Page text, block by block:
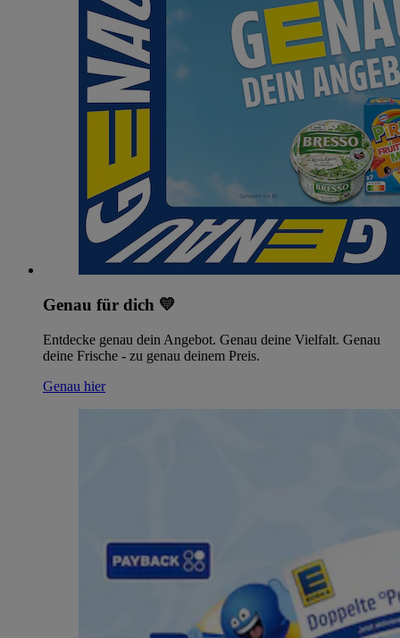
Genau für dich 💛
Entdecke genau dein Angebot. Genau deine Vielfalt. Genau
deine Frische - zu genau deinem Preis.
Genau hier